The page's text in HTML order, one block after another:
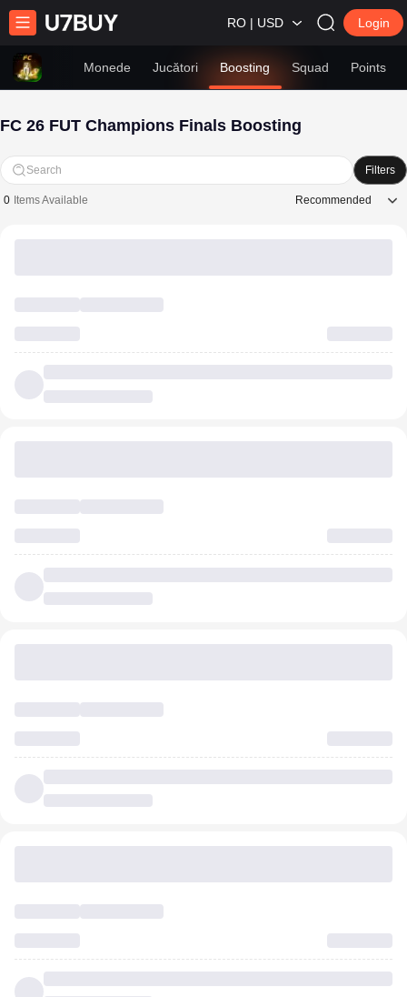
RO | USD Login
Monede Jucători Boosting Squad Points
FC 26 FUT Champions Finals Boosting
Search Filters
0 Items Available Recommended